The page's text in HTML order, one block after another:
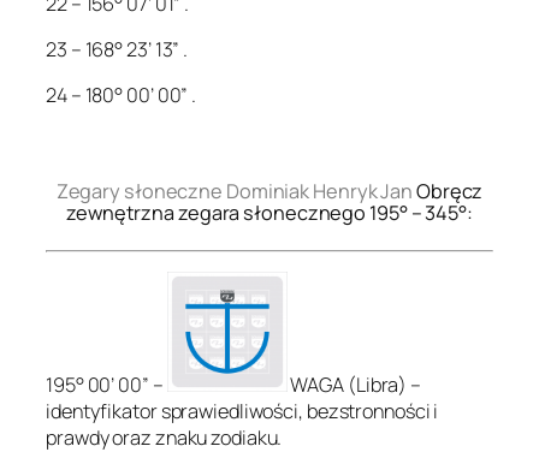
23 – 168° 23’ 13” .
24 – 180° 00’ 00” .
Zegary słoneczne Dominiak Henryk JanObręcz
zewnętrzna zegara słonecznego 195° – 345°:
195° 00’ 00” –
WAGA (Libra) –
identyfikator sprawiedliwości, bezstronności i
prawdy oraz znaku zodiaku.